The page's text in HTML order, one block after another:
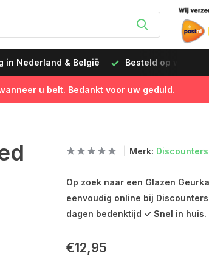
in Nederland & België Besteld op
u belt. Bedankt voor uw geduld.
Merk:
Op zoek naar een Glazen
eenvoudig online bij
dagen bedenktijd ✓ Snel in huis.
€12,95